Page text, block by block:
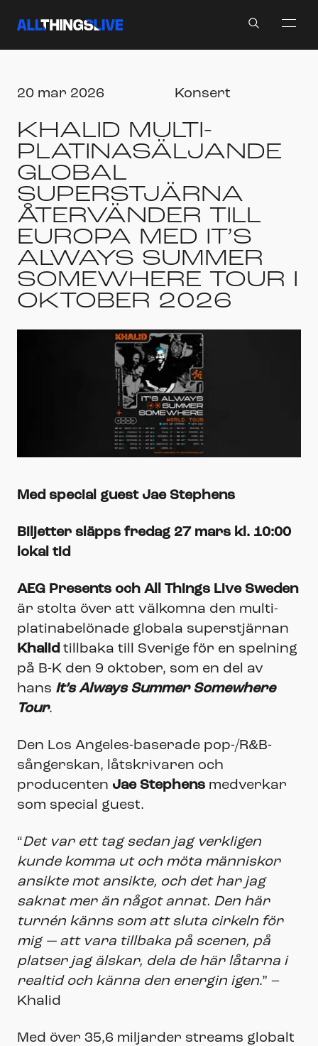
20 mar 2026 Konsert
KHALID MULTI-
PLATINASÄLJANDE
GLOBAL
SUPERSTJÄRNA
ÅTERVÄNDER TILL
EUROPA MED IT’S
ALWAYS SUMMER
SOMEWHERE TOUR I
OKTOBER 2026
Med special guest Jae Stephens
Biljetter släpps fredag 27 mars kl. 10:00
lokal tid
AEG Presents och All Things Live Sweden
är stolta över att välkomna den multi-
platinabelönade globala superstjärnan
Khalidtillbaka till Sverige för en spelning
på B-K den 9 oktober, som en del av
hans It’s Always Summer Somewhere
Tour.
Den Los Angeles-baserade pop-/R&B-
sångerskan, låtskrivaren och
producenten Jae Stephens medverkar
som special guest.
“Det var ett tag sedan jag verkligen
kunde komma ut och möta människor
ansikte mot ansikte, och det har jag
saknat mer än något annat. Den här
turnén känns som att sluta cirkeln för
mig — att vara tillbaka på scenen, på
platser jag älskar, dela de här låtarna i
realtid och känna den energin igen.” –
Khalid
Med över 35,6 miljarder streams globalt